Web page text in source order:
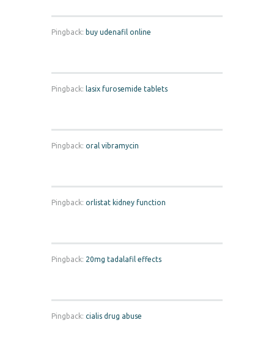
Pingback: buy udenafil online
Pingback: lasix furosemide tablets
Pingback: oral vibramycin
Pingback: orlistat kidney function
Pingback: 20mg tadalafil effects
Pingback: cialis drug abuse